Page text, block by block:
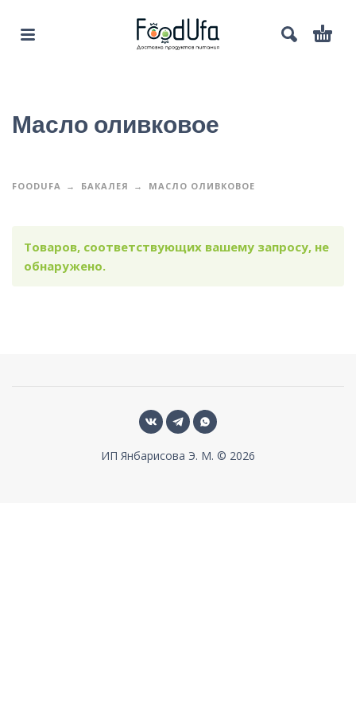
Масло оливковое
FOODUFA БАКАЛЕЯ МАСЛО ОЛИВКОВОЕ
Товаров, соответствующих вашему запросу, не
обнаружено.
ИП Янбарисова Э. М. © 2026